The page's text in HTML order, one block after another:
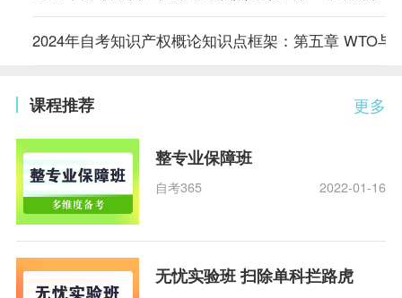
2024年自考知识产权概论知识点框架：第五章 WTO与
更多
课程推荐
整专业保障班
自考365 2022-01-16
无忧实验班 扫除单科拦路虎